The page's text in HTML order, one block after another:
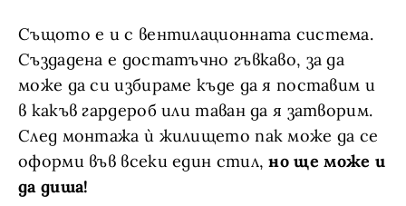
Същото е и с вентилационната система.
Създадена е достатъчно гъвкаво, за да
може да си избираме къде да я поставим и
в какъв гардероб или таван да я затворим.
След монтажа ѝ жилището пак може да се
оформи във всеки един стил,но ще може и
да диша!